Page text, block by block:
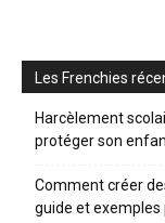
Les Frenchies
Harcèlement
protéger son
Comment créer
guide et exemples